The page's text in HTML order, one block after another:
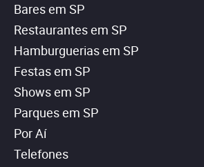
Bares em SP
Restaurantes em SP
Hamburguerias em SP
Festas em SP
Shows em SP
Parques em SP
Por Aí
Telefones